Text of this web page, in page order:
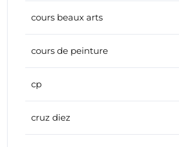
cours beaux arts
cours de peinture
cp
cruz diez